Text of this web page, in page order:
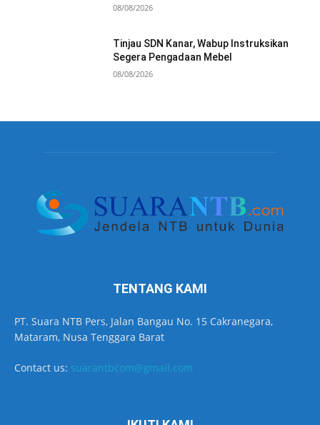
08/08/2026
Tinjau SDN Kanar, Wabup Instruksikan
Segera Pengadaan Mebel
08/08/2026
TENTANG KAMI
PT. Suara NTB Pers, Jalan Bangau No. 15 Cakranegara,
Mataram, Nusa Tenggara Barat
Contact us: suarantbcom@gmail.com